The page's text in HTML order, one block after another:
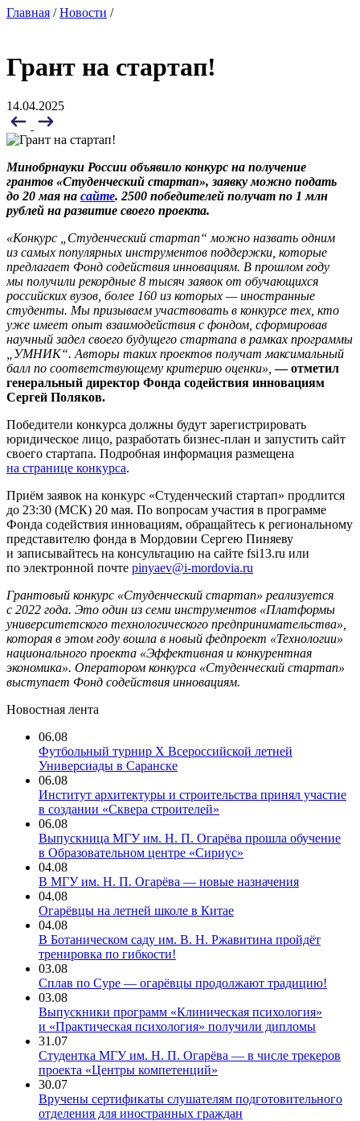
Главная /Новости /
Грант на стартап!
14.04.2025
Минобрнауки России объявило конкурс на получение
грантов «Студенческий стартап», заявку можно подать
до 20 мая на сайте. 2500 победителей получат по 1 млн
рублей на развитие своего проекта.
«Конкурс „Студенческий стартап“ можно назвать одним
из самых популярных инструментов поддержки, которые
предлагает Фонд содействия инновациям. В прошлом году
мы получили рекордные 8 тысяч заявок от обучающихся
российских вузов, более 160 из которых — иностранные
студенты. Мы призываем участвовать в конкурсе тех, кто
уже имеет опыт взаимодействия с фондом, сформировав
научный задел своего будущего стартапа в рамках программы
„УМНИК“. Авторы таких проектов получат максимальный
балл по соответствующему критерию оценки», — отметил
генеральный директор Фонда содействия инновациям
Сергей Поляков.
Победители конкурса должны будут зарегистрировать
юридическое лицо, разработать бизнес-план и запустить сайт
своего стартапа. Подробная информация размещена
на странице конкурса.
Приём заявок на конкурс «Студенческий стартап» продлится
до 23:30 (МСК) 20 мая. По вопросам участия в программе
Фонда содействия инновациям, обращайтесь к региональному
представителю фонда в Мордовии Сергею Пиняеву
и записывайтесь на консультацию на сайте fsi13.ru или
по электронной почте pinyaev@i-mordovia.ru
Грантовый конкурс «Студенческий стартап» реализуется
с 2022 года. Это один из семи инструментов «Платформы
университетского технологического предпринимательства»,
которая в этом году вошла в новый федпроект «Технологии»
национального проекта «Эффективная и конкурентная
экономика». Оператором конкурса «Студенческий стартап»
выступает Фонд содействия инновациям.
Новостная лента
06.08
Футбольный турнир X Всероссийской летней
Универсиады в Саранске
06.08
Институт архитектуры и строительства принял участие
в создании «Сквера строителей»
06.08
Выпускница МГУ им. Н. П. Огарёва прошла обучение
в Образовательном центре «Сириус»
04.08
В МГУ им. Н. П. Огарёва — новые назначения
04.08
Огарёвцы на летней школе в Китае
04.08
В Ботаническом саду им. В. Н. Ржавитина пройдёт
тренировка по гибкости!
03.08
Сплав по Суре — огарёвцы продолжают традицию!
03.08
Выпускники программ «Клиническая психология»
и «Практическая психология» получили дипломы
31.07
Студентка МГУ им. Н. П. Огарёва — в числе трекеров
проекта «Центры компетенций»
30.07
Вручены сертификаты слушателям подготовительного
отделения для иностранных граждан